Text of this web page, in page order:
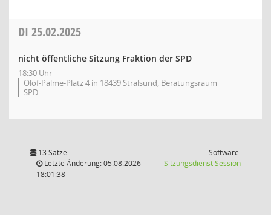
DI 25.02.2025
nicht öffentliche Sitzung Fraktion der SPD
18:30 Uhr
Olof-Palme-Platz 4 in 18439 Stralsund, Beratungsraum
SPD
13 Sätze
Letzte Änderung: 05.08.2026
18:01:38
Software:
SitzungsdienstSession(Wird in